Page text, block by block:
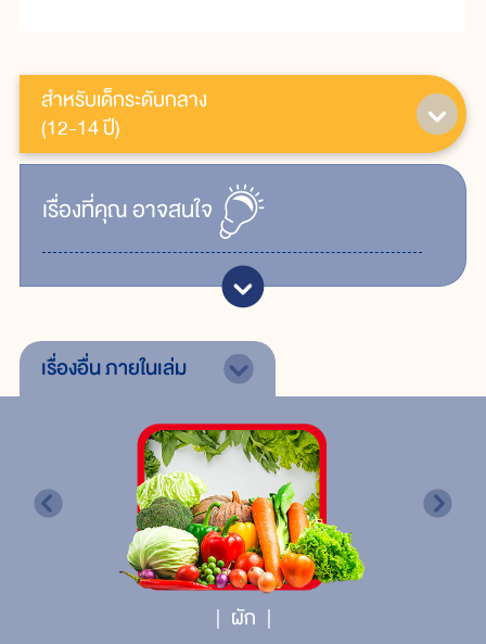
สำหรับเด็กระดับกลาง
(12-14 ปี)
เรื่ิองที่คุณอาจสนใจ
เรื่องอื่นภายในเล่ม
ผัก